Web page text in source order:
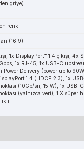
griye)
renk
(16:9)
1x DisplayPort™ 1.4 çıkışı, 4x
1x RJ-45, 1x USB-C
Power Delivery (power up to
1.4 (HDCP 2.3), 1x
(10Gb/sn, 15 W), 1x USB-
(yalnızca veri), 1 X süper